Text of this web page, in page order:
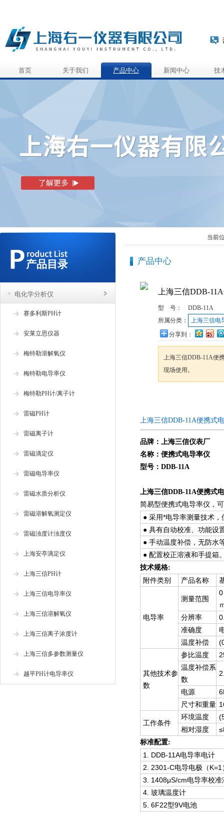
首页 关于我们 产品中心 新闻中心 技
产品目录
电化学分析仪
赛多利斯PH计
安莱立思仪器
梅特勒溶解氧仪
梅特勒电导率仪
梅特勒PH计/离子计
雷磁PH计
雷磁离子计
雷磁滴定仪
雷磁电导率仪
雷磁水质分析仪
雷磁溶解氧测定仪
雷磁浊度计浊度仪
上海安亭滴定仪
上海三信PH计
上海三信电导率仪
上海三信溶解氧仪
上海三信离子浓度计
上海三信多参数测量仪
越平PH计电导率仪
当前
产品中心
上海三信DDB-
型 号：
DDB-11A
所属分类：
上海三信电
分享到：
上海三信DDB-11A便
现场使用。
上海三信DDB-11A便携式
品牌：上海三信仪表厂
名称：便携式电导率仪
型号：DDB-11A
上海三信DDB-11A便携式
简易型便携式电导率仪，
● 采用*电导率测量技术
● 具有自动校准、功能设
● 手动温度补偿，无防水
● 配置校正溶液和手提箱
技术规格:
附件类别 产品名称
电导率
测量范围
分辨率
准确度
温度补偿
其他技术参
数
参比温度
温度补偿系
数
电源
尺寸和重量
工作条件
环境温度
相对湿度
标准配置:
1. DDB-11A电导率电计
2. 2301-C电导电极（K=1
3. 1408μS/cm电导率校
4. 玻璃温度计
5. 6F22型9V电池